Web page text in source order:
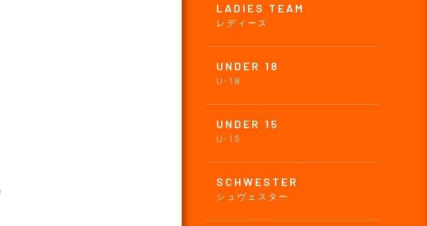
LADIES TEAM
レディース
UNDER 18
U-18
UNDER 15
U-15
SCHWESTER
シュヴェスター